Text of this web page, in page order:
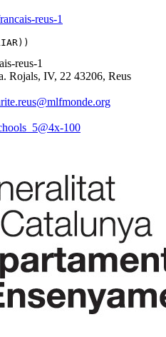
Rojals, IV, 22 43206, Reus